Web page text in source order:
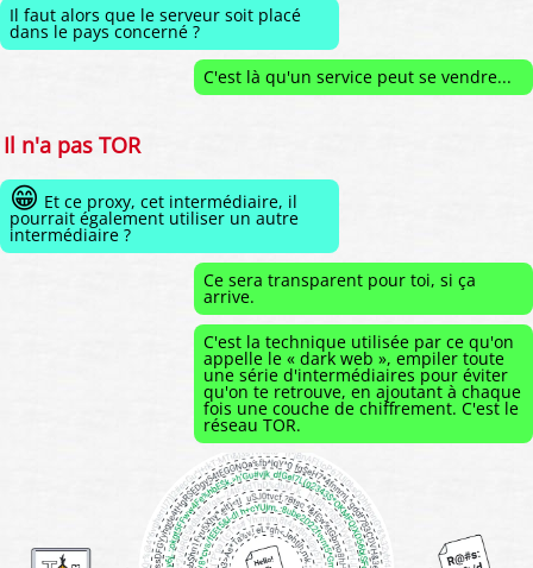
Il faut alors que le serveur soit placé
dans le pays concerné ?
C'est là qu'un service peut se vendre...
Il n'a pas TOR
😁 Et ce proxy, cet intermédiaire, il
pourrait également utiliser un autre
intermédiaire ?
Ce sera transparent pour toi, si ça
arrive.
C'est la technique utilisée par ce qu'on
appelle le « dark web », empiler toute
une série d'intermédiaires pour éviter
qu'on te retrouve, en ajoutant à chaque
fois une couche de chiffrement. C'est le
réseau TOR.